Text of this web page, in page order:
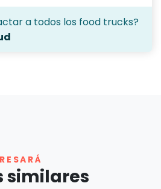
a todos los food trucks?
similares